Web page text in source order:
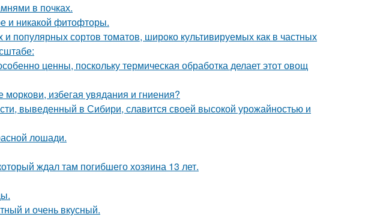
в почках.
и никакой фитофторы.
популярных сортов томатов, широко культивируемых как в частных
ценны, поскольку термическая обработка делает этот овощ
моркови, избегая увядания и гниения?
выведенный в Сибири, славится своей высокой урожайностью и
лошади.
ждал там погибшего хозяина 13 лет.
и очень вкусный.